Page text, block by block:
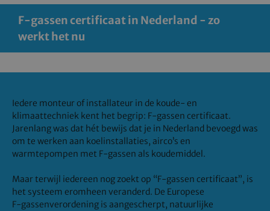
F-gassen certificaat in Nederland - zo
werkt het nu
Iedere monteur of installateur in de koude- en
klimaattechniek kent het begrip: F-gassen certificaat.
Jarenlang was dat hét bewijs dat je in Nederland bevoegd was
om te werken aan koelinstallaties, airco’s en
warmtepompen met F‑gassen als koudemiddel.
Maar terwijl iedereen nog zoekt op “F-gassen certificaat”, is
het systeem eromheen veranderd. De Europese
F‑gassenverordening is aangescherpt, natuurlijke